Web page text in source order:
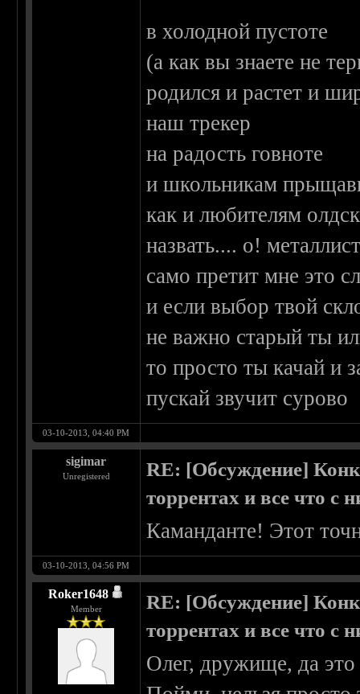
в холодной пустоте
(а как вы знаете не
родился и растет и
наш трекер
на радость говноте
и школьникам
как и любителям
назвать.... о!
само претит мне это
и если выбор твой
не важно старый ты
то просто ты качай и
пускай звучит сурово
03-10-2013, 04:40 PM
sigimar
Unregistered
RE: [Обсуждение]
торрентах и все что с
Каманданте! Этот
03-10-2013, 04:56 PM
Roker1648
Member
RE: [Обсуждение]
торрентах и все что с
Олег, дружище, да